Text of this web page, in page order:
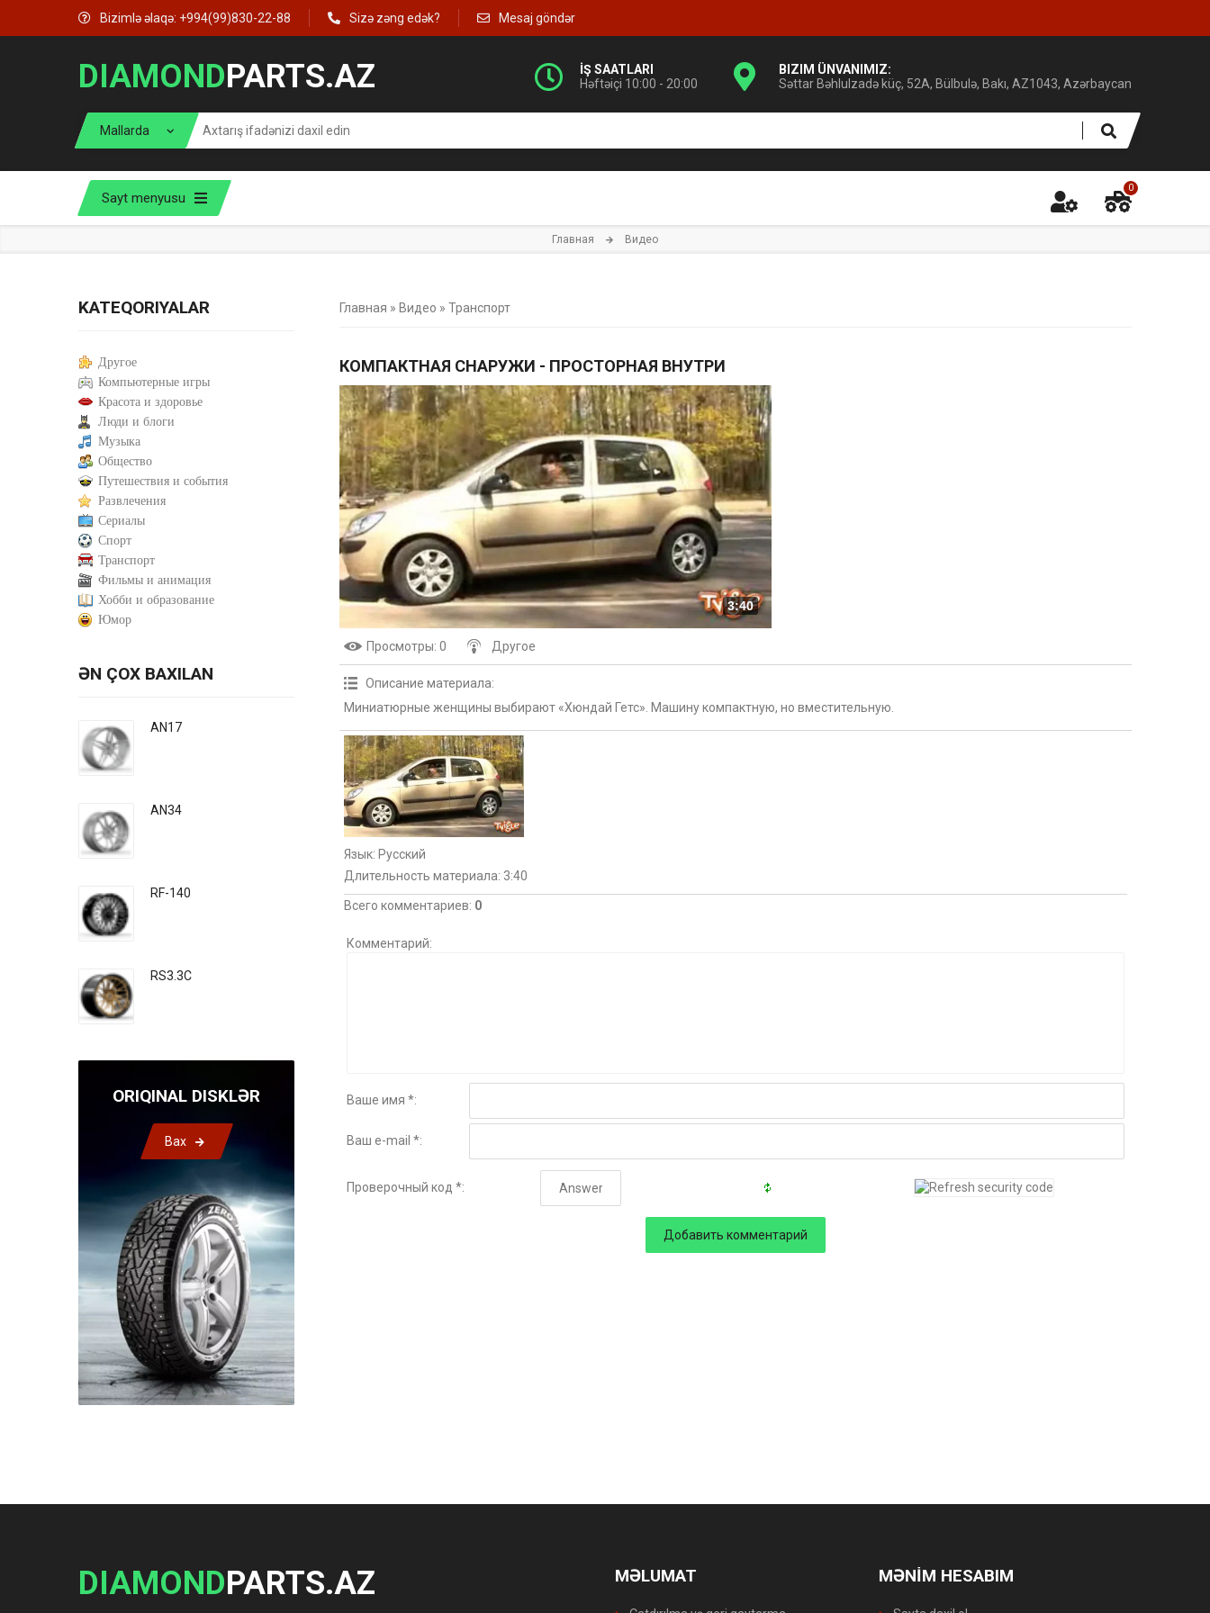
Bizimlə əlaqə: +994(99)830-22-88 Sizə zəng edək? Mesaj göndər
DIAMONDPARTS.AZ
İŞ SAATLARI
Həftəiçi 10:00 - 20:00
BIZIM ÜNVANIMIZ:
Səttar Bəhlulzadə küç, 52A, Bülbulə, Bakı, AZ1043, Azərbaycan
Sayt menyusu
0
Главная Видео
Главная » Видео » Транспорт
КОМПАКТНАЯ СНАРУЖИ - ПРОСТОРНАЯ ВНУТРИ
3:40
Просмотры: 0 Другое
Описание материала:
Миниатюрные женщины выбирают «Хюндай Гетс». Машину компактную, но вместительную.
Язык: Русский
Длительность материала: 3:40
Всего комментариев: 0
Комментарий:
Ваше имя *:
Ваш e-mail *:
Проверочный код *:
KATEQORIYALAR
Другое
Компьютерные игры
Красота и здоровье
Люди и блоги
Музыка
Общество
Путешествия и события
Развлечения
Сериалы
Спорт
Транспорт
Фильмы и анимация
Хобби и образование
Юмор
ƏN ÇOX BAXILAN
AN17
AN34
RF-140
RS3.3C
ORIQINAL DISKLƏR
Bax
DIAMONDPARTS.AZ MƏLUMAT MƏNİM HESABIM